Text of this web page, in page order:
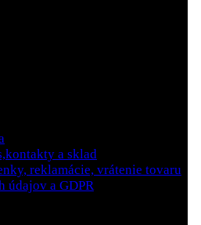
a sklad
reklamácie, vrátenie tovaru
údajov a GDPR